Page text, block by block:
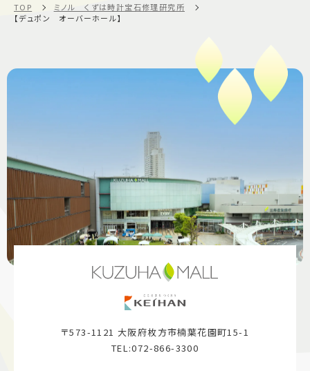
TOP
ミノル くずは時計宝石修理研究所
【デュポン オーバーホール】
〒573-1121 大阪府枚方市楠葉花園町15-1
TEL:072-866-3300